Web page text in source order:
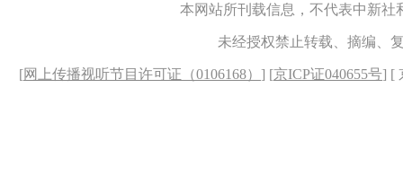
本网站所刊载信息，不代表中新
未经授权禁止转载、摘编、
[网上传播视听节目许可证（0106168） ] [京ICP证040655号] [